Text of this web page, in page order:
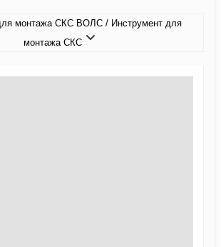
монтажа СКС ВОЛС / Инструмент для
монтажа СКС